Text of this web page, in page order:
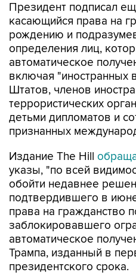
Президент подписал
касающийся права на
рождению и
определения лиц,
автоматическое
включая "иностранных
Штатов, членов
террористических
детьми дипломатов и
признанных
Издание The Hill
указы, "по всей
обойти недавнее
подтвердившего в
права на гражданство
заблокировавшего
автоматическое
Трампа, изданный в
президентского срока.